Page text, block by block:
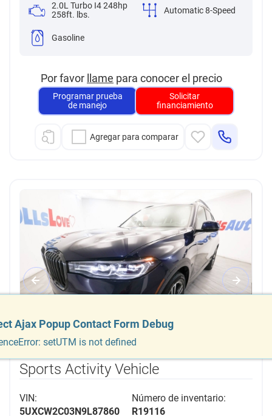
2.0L Turbo I4 248hp
258ft. lbs.
Automatic 8-Speed
Gasoline
Por favor llame para conocer el precio
Programar prueba
de manejo
Solicitar
financiamiento
Agregar para comparar
Sports Activity Vehicle
VIN:
5UXCW2C03N9L87860
Número de inventario:
R19116
Ajax Popup Contact Form Debug
setUTM is not defined
Ajax Popup Contact Form Debug
setUTM is not defined